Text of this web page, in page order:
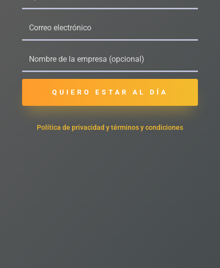
QUIERO ESTAR AL DÍA
Política de privacidad y términos y condiciones